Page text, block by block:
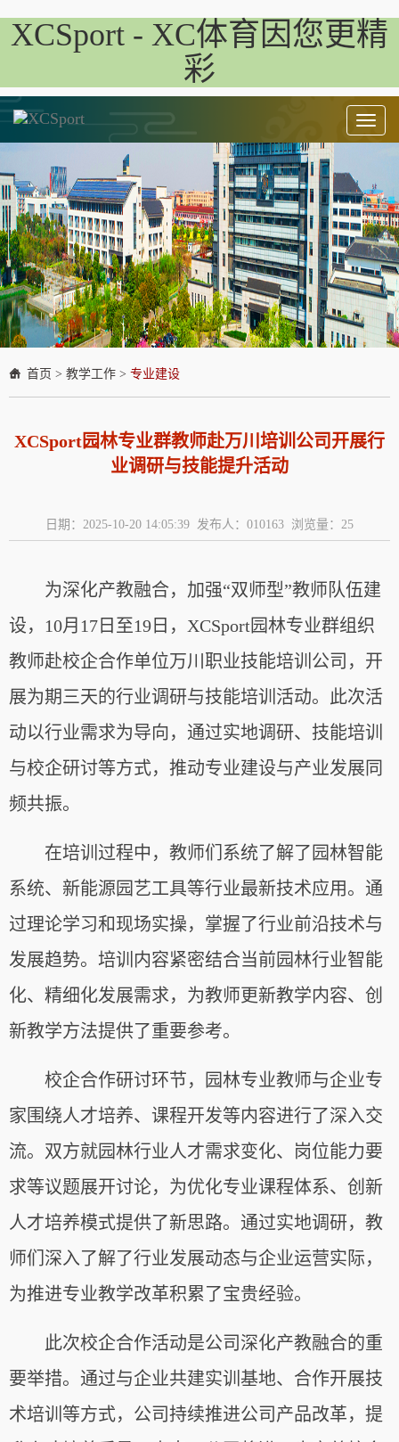
XCSport - XC体育因您更精
彩
Toggle
首页 > 教学工作 > 专业建设
XCSport园林专业群教师赴万川培训公司开展行
业调研与技能提升活动
日期：2025-10-20 14:05:39 发布人：010163 浏览量： 25
为深化产教融合，加强“双师型”教师队伍建
设，10月17日至19日，XCSport园林专业群组织
教师赴校企合作单位万川职业技能培训公司，开
展为期三天的行业调研与技能培训活动。此次活
动以行业需求为导向，通过实地调研、技能培训
与校企研讨等方式，推动专业建设与产业发展同
频共振。
在培训过程中，教师们系统了解了园林智能
系统、新能源园艺工具等行业最新技术应用。通
过理论学习和现场实操，掌握了行业前沿技术与
发展趋势。培训内容紧密结合当前园林行业智能
化、精细化发展需求，为教师更新教学内容、创
新教学方法提供了重要参考。
校企合作研讨环节，园林专业教师与企业专
家围绕人才培养、课程开发等内容进行了深入交
流。双方就园林行业人才需求变化、岗位能力要
求等议题展开讨论，为优化专业课程体系、创新
人才培养模式提供了新思路。通过实地调研，教
师们深入了解了行业发展动态与企业运营实际，
为推进专业教学改革积累了宝贵经验。
此次校企合作活动是公司深化产教融合的重
要举措。通过与企业共建实训基地、合作开展技
术培训等方式，公司持续推进公司产品改革，提